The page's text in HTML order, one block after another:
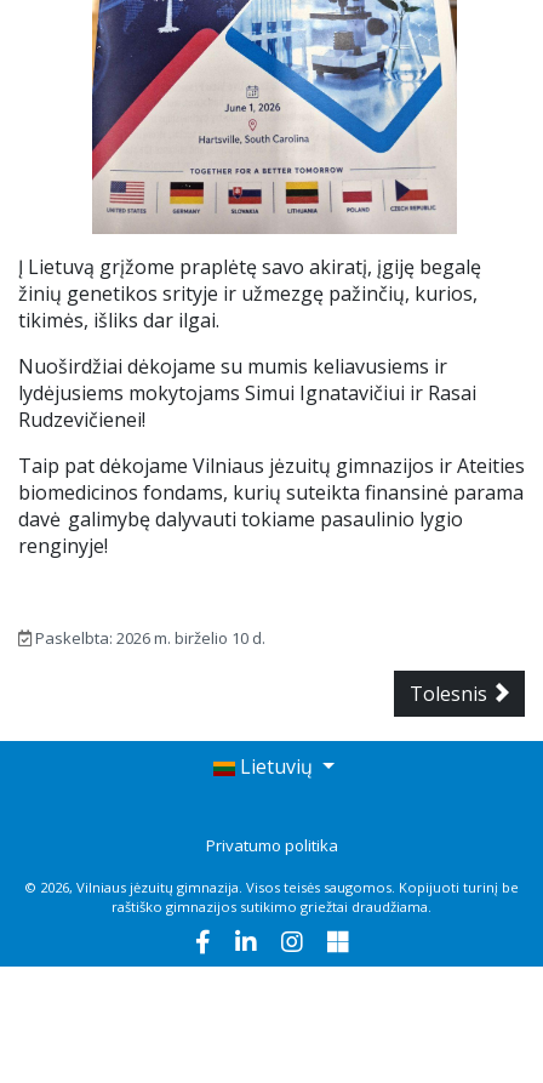
Į Lietuvą grįžome praplėtę savo akiratį, įgiję begalę
žinių genetikos srityje ir užmezgę pažinčių, kurios,
tikimės, išliks dar ilgai.
Nuoširdžiai dėkojame su mumis keliavusiems ir
lydėjusiems mokytojams Simui Ignatavičiui ir Rasai
Rudzevičienei!
Taip pat dėkojame Vilniaus jėzuitų gimnazijos ir Ateities
biomedicinos fondams, kurių suteikta finansinė parama
davė galimybę dalyvauti tokiame pasaulinio lygio
renginyje!
Paskelbta: 2026 m. birželio 10 d.
Tolesnis
Lietuvių
Privatumo politika
© 2026, Vilniaus jėzuitų gimnazija. Visos teisės saugomos. Kopijuoti turinį be
raštiško gimnazijos sutikimo griežtai draudžiama.